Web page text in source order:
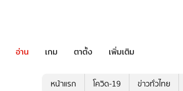
อ่าน เกม ตาตั้ง เพิ่มเติม
หน้าแรก โควิด-19 ข่าวทั่วไทย